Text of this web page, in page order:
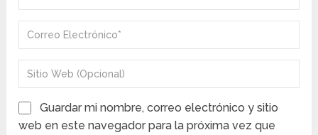
Guardar mi nombre, correo electrónico y sitio
web en este navegador para la próxima vez que